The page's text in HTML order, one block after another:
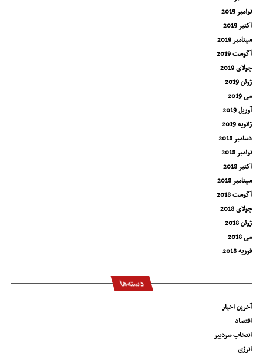
نوامبر 2019
اکتبر 2019
سپتامبر 2019
آگوست 2019
جولای 2019
ژوئن 2019
می 2019
آوریل 2019
ژانویه 2019
دسامبر 2018
نوامبر 2018
اکتبر 2018
سپتامبر 2018
آگوست 2018
جولای 2018
ژوئن 2018
می 2018
فوریه 2018
دسته‌ها
آخرین اخبار
اقتصاد
انتخاب سردبیر
انرژی